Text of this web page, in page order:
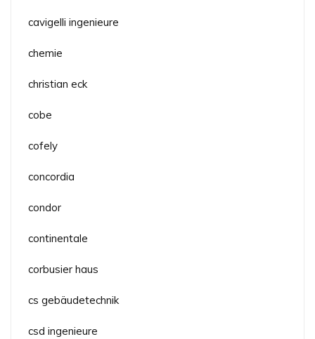
cavigelli ingenieure
chemie
christian eck
cobe
cofely
concordia
condor
continentale
corbusier haus
cs gebäudetechnik
csd ingenieure